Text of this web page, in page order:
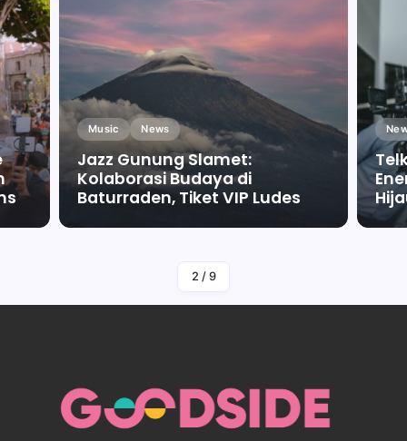
Music News
Jazz Gunung Slamet:
Kolaborasi Budaya di
Baturraden, Tiket VIP Ludes
By Falah Malaika Az Zahra
2 / 9